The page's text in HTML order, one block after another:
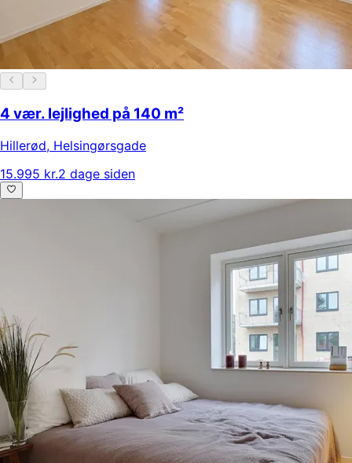
4 vær. lejlighed på 140 m²
Hillerød, Helsingørsgade
15.995 kr.2 dage siden